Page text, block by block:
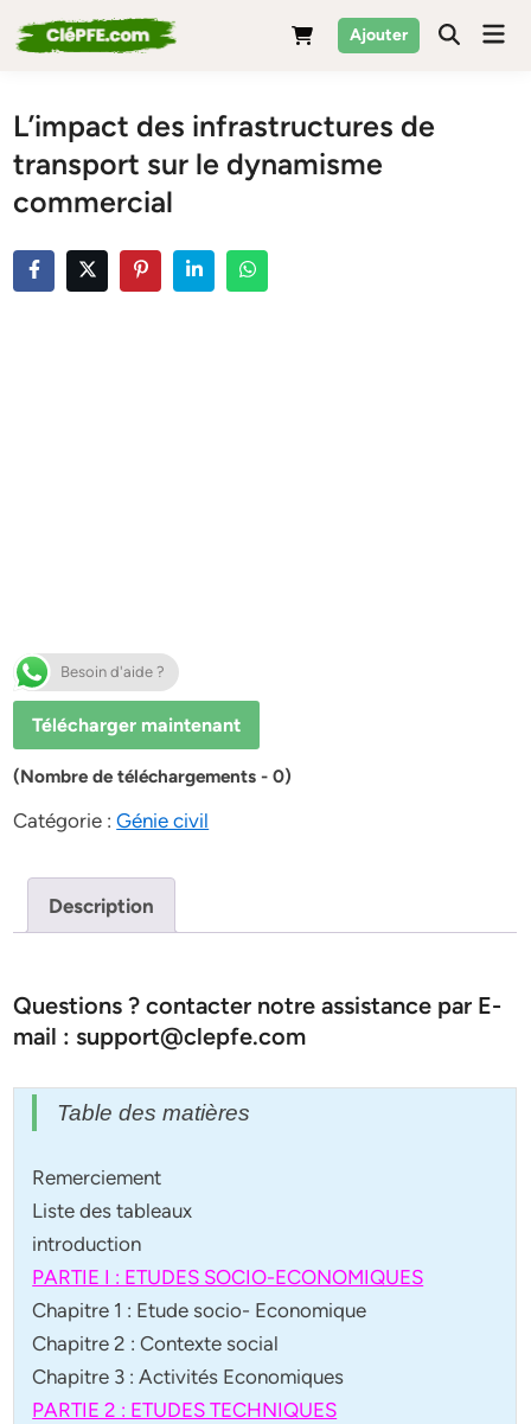
to
Ajouter
L’impact des infrastructures de
transport sur le dynamisme
commercial
Besoin d'aide ?
Télécharger maintenant
(Nombre de téléchargements - 0)
Catégorie :Génie civil
Description
Questions ? contacter notre assistance par E-
mail : support@clepfe.com
Table des matières
Remerciement
Liste des tableaux
introduction
PARTIE I : ETUDES SOCIO-ECONOMIQUES
Chapitre 1 : Etude socio- Economique
Chapitre 2 : Contexte social
Chapitre 3 : Activités Economiques
PARTIE 2 : ETUDES TECHNIQUES